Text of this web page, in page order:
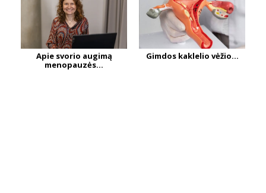
Apie svorio augimą
menopauzės...
Gimdos kaklelio vėžio...